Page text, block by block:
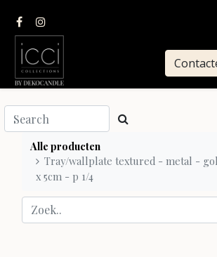
Alle producten
Tray/wallplate textured - metal -
x 5cm - p 1/4